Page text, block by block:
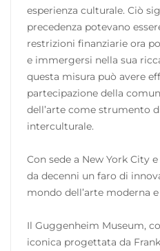
esperienza culturale. Ciò
precedenza potevano
restrizioni finanziarie ora
e immergersi nella sua
questa misura può avere
partecipazione della
dell’arte come strumento
interculturale.
Con sede a New York City
da decenni un faro di
mondo dell’arte moderna
Il Guggenheim Museum,
iconica progettata da